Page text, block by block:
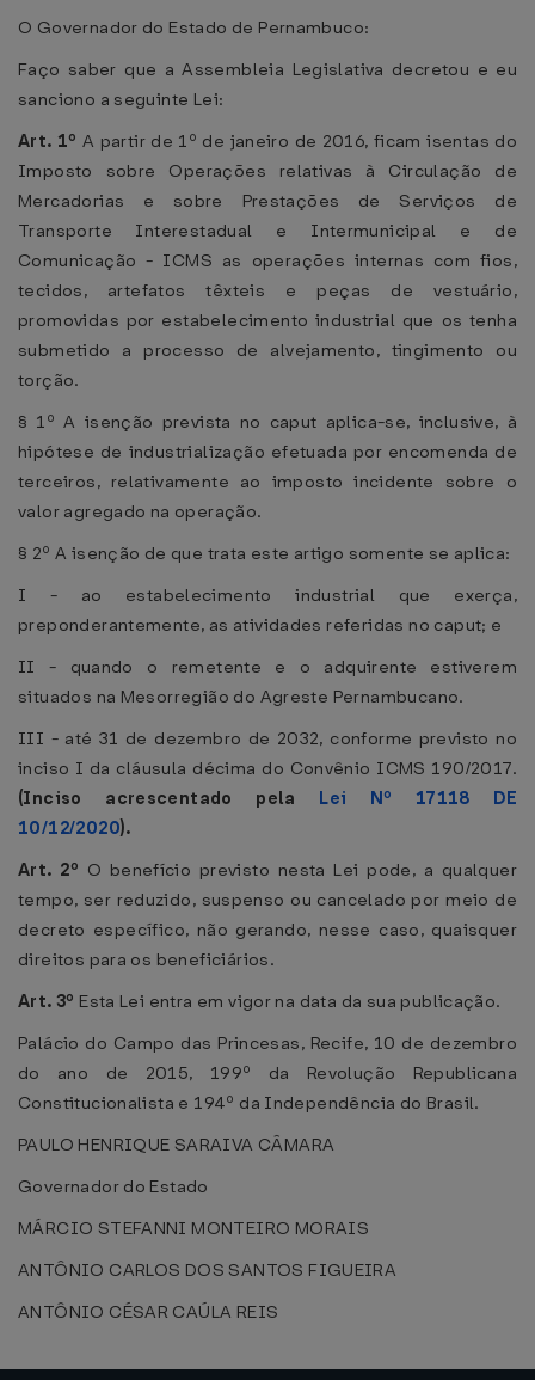
O Governador do Estado de Pernambuco:
Faço saber que a Assembleia Legislativa decretou e eu
sanciono a seguinte Lei:
Art. 1º A partir de 1º de janeiro de 2016, ficam isentas do
Imposto sobre Operações relativas à Circulação de
Mercadorias e sobre Prestações de Serviços de
Transporte Interestadual e Intermunicipal e de
Comunicação - ICMS as operações internas com fios,
tecidos, artefatos têxteis e peças de vestuário,
promovidas por estabelecimento industrial que os tenha
submetido a processo de alvejamento, tingimento ou
torção.
§ 1º A isenção prevista no caput aplica-se, inclusive, à
hipótese de industrialização efetuada por encomenda de
terceiros, relativamente ao imposto incidente sobre o
valor agregado na operação.
§ 2º A isenção de que trata este artigo somente se aplica:
I - ao estabelecimento industrial que exerça,
preponderantemente, as atividades referidas no caput; e
II - quando o remetente e o adquirente estiverem
situados na Mesorregião do Agreste Pernambucano.
III - até 31 de dezembro de 2032, conforme previsto no
inciso I da cláusula décima do Convênio ICMS 190/2017.
(Inciso acrescentado pela Lei Nº 17118 DE
10/12/2020).
Art. 2º O benefício previsto nesta Lei pode, a qualquer
tempo, ser reduzido, suspenso ou cancelado por meio de
decreto específico, não gerando, nesse caso, quaisquer
direitos para os beneficiários.
Art. 3º Esta Lei entra em vigor na data da sua publicação.
Palácio do Campo das Princesas, Recife, 10 de dezembro
do ano de 2015, 199º da Revolução Republicana
Constitucionalista e 194º da Independência do Brasil.
PAULO HENRIQUE SARAIVA CÂMARA
Governador do Estado
MÁRCIO STEFANNI MONTEIRO MORAIS
ANTÔNIO CARLOS DOS SANTOS FIGUEIRA
ANTÔNIO CÉSAR CAÚLA REIS